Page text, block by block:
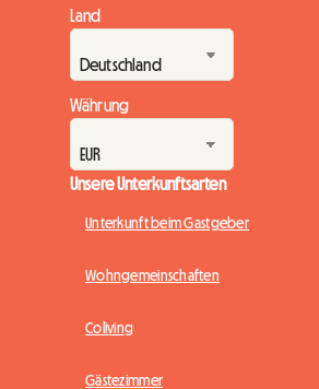
Land
Währung
Unsere Unterkunftsarten
Unterkunft beim Gastgeber
Wohngemeinschaften
Coliving
Gästezimmer